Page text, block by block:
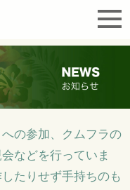
の参加、クムフラの
などを行っていま
たりせず手持ちのも